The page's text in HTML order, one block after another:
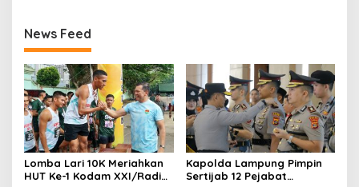
News Feed
Lomba Lari 10K Meriahkan
HUT Ke-1 Kodam XXI/Radin
Kapolda Lampung Pimpin
Sertijab 12 Pejabat